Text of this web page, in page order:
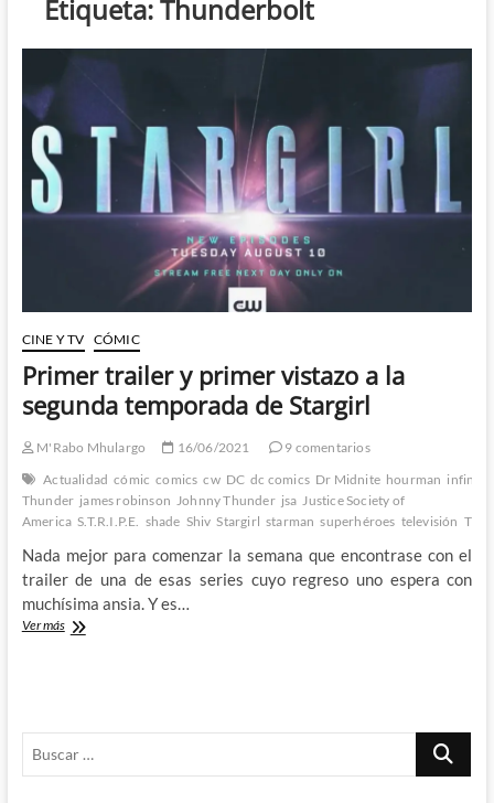
Etiqueta:Thunderbolt
CINE Y TV CÓMIC
Primer trailer y primer vistazo a la
segunda temporada de Stargirl
M'Rabo Mhulargo 16/06/2021
9 comentarios
Actualidad cómic comics cw DC dc comics Dr Midnite hourman infinity
Thunder james robinson Johnny Thunder jsa Justice Society of
America S.T.R.I.P.E. shade Shiv Stargirl starman superhéroes televisión
Nada mejor para comenzar la semana que encontrase con el
trailer de una de esas series cuyo regreso uno espera con
muchísima ansia. Y es…
Ver másPrimer
segunda
Buscar